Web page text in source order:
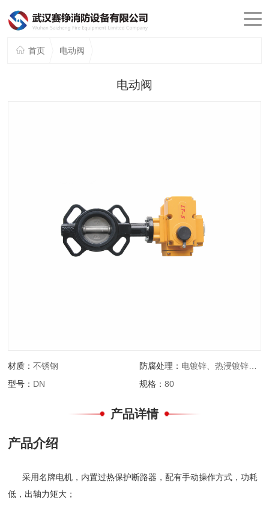
首页 电动阀
电动阀
材质：不锈钢 防腐处理： 电镀锌、热浸镀锌、锌铬涂层、环氧喷涂
型号： DN 规格：80
产品详情
产品介绍
采用名牌电机，内置过热保护断路器，配有手动操作方式，功耗
低，出轴力矩大；